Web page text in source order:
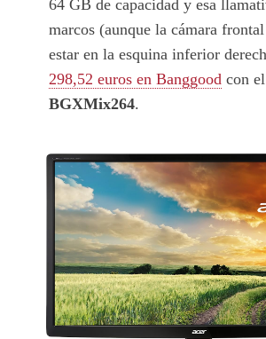
64 GB de capacidad y esa
marcos (aunque la cámara
estar en la esquina inferior
298,52 euros en Banggood con
BGXMix264.